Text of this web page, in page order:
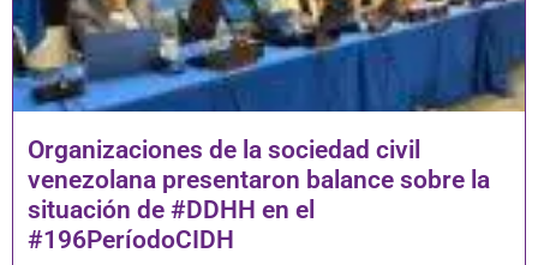
Organizaciones de la sociedad civil
venezolana presentaron balance sobre la
situación de #DDHH en el
#196PeríodoCIDH